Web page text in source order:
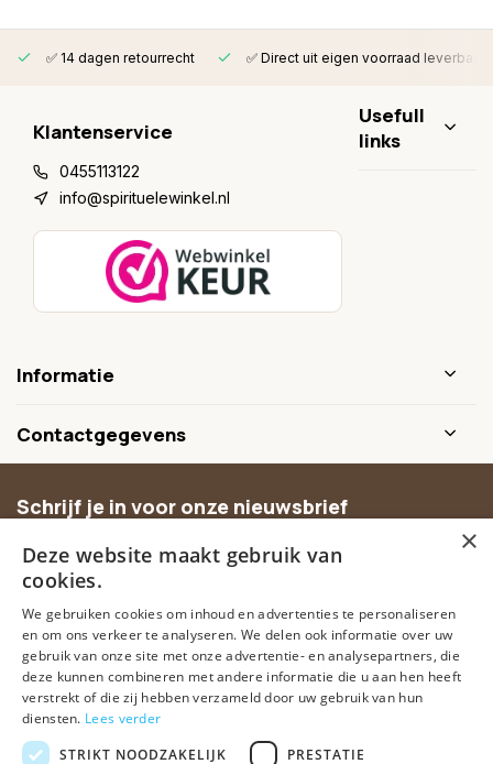
✅ 14 dagen retourrecht ✅ Direct uit eigen voorraad leverbaar
Klantenservice
0455113122
info@spirituelewinkel.nl
Usefull
links
Informatie
Contactgegevens
Schrijf je in voor onze nieuwsbrief
aanbiedingen.
Abonneer
×
Deze website maakt gebruik van
cookies.
We gebruiken cookies om inhoud en advertenties te personaliseren
en om ons verkeer te analyseren. We delen ook informatie over uw
gebruik van onze site met onze advertentie- en analysepartners, die
deze kunnen combineren met andere informatie die u aan hen heeft
verstrekt of die zij hebben verzameld door uw gebruik van hun
diensten. Lees verder
STRIKT NOODZAKELIJK
PRESTATIE